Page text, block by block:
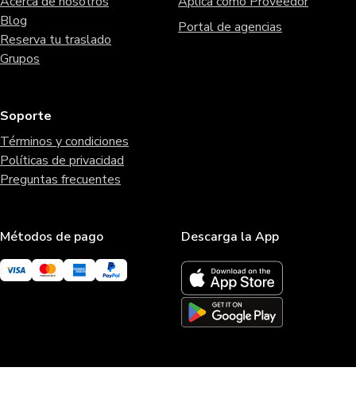
Blog
Reserva tu traslado
Grupos
Portal de agencias
Soporte
Términos y condiciones
Políticas de privacidad
Preguntas frecuentes
Métodos de pago Descarga la App